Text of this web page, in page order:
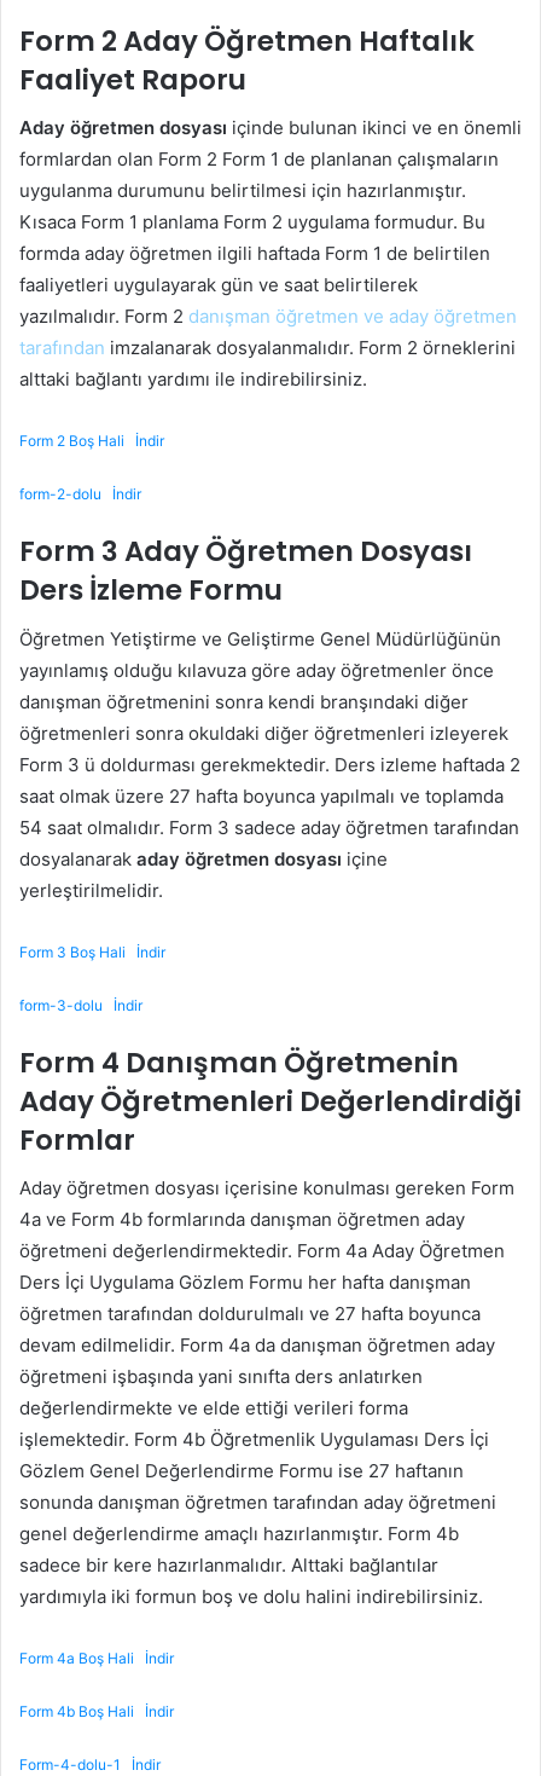
Form 2 Aday Öğretmen Haftalık
Faaliyet Raporu
Aday öğretmen dosyası içinde bulunan ikinci ve en önemli
formlardan olan Form 2 Form 1 de planlanan çalışmaların
uygulanma durumunu belirtilmesi için hazırlanmıştır.
Kısaca Form 1 planlama Form 2 uygulama formudur. Bu
formda aday öğretmen ilgili haftada Form 1 de belirtilen
faaliyetleri uygulayarak gün ve saat belirtilerek
yazılmalıdır. Form 2 danışman öğretmen ve aday öğretmen
tarafından imzalanarak dosyalanmalıdır. Form 2 örneklerini
alttaki bağlantı yardımı ile indirebilirsiniz.
Form 2 Boş Hali İndir
form-2-dolu İndir
Form 3 Aday Öğretmen Dosyası
Ders İzleme Formu
Öğretmen Yetiştirme ve Geliştirme Genel Müdürlüğünün
yayınlamış olduğu kılavuza göre aday öğretmenler önce
danışman öğretmenini sonra kendi branşındaki diğer
öğretmenleri sonra okuldaki diğer öğretmenleri izleyerek
Form 3 ü doldurması gerekmektedir. Ders izleme haftada 2
saat olmak üzere 27 hafta boyunca yapılmalı ve toplamda
54 saat olmalıdır. Form 3 sadece aday öğretmen tarafından
dosyalanarak aday öğretmen dosyası içine
yerleştirilmelidir.
Form 3 Boş Hali İndir
form-3-dolu İndir
Form 4 Danışman Öğretmenin
Aday Öğretmenleri Değerlendirdiği
Formlar
Aday öğretmen dosyası içerisine konulması gereken Form
4a ve Form 4b formlarında danışman öğretmen aday
öğretmeni değerlendirmektedir. Form 4a Aday Öğretmen
Ders İçi Uygulama Gözlem Formu her hafta danışman
öğretmen tarafından doldurulmalı ve 27 hafta boyunca
devam edilmelidir. Form 4a da danışman öğretmen aday
öğretmeni işbaşında yani sınıfta ders anlatırken
değerlendirmekte ve elde ettiği verileri forma
işlemektedir. Form 4b Öğretmenlik Uygulaması Ders İçi
Gözlem Genel Değerlendirme Formu ise 27 haftanın
sonunda danışman öğretmen tarafından aday öğretmeni
genel değerlendirme amaçlı hazırlanmıştır. Form 4b
sadece bir kere hazırlanmalıdır. Alttaki bağlantılar
yardımıyla iki formun boş ve dolu halini indirebilirsiniz.
Form 4a Boş Hali İndir
Form 4b Boş Hali İndir
Form-4-dolu-1 İndir